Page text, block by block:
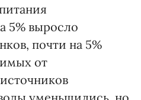
5% выросло
почти на 5%
от